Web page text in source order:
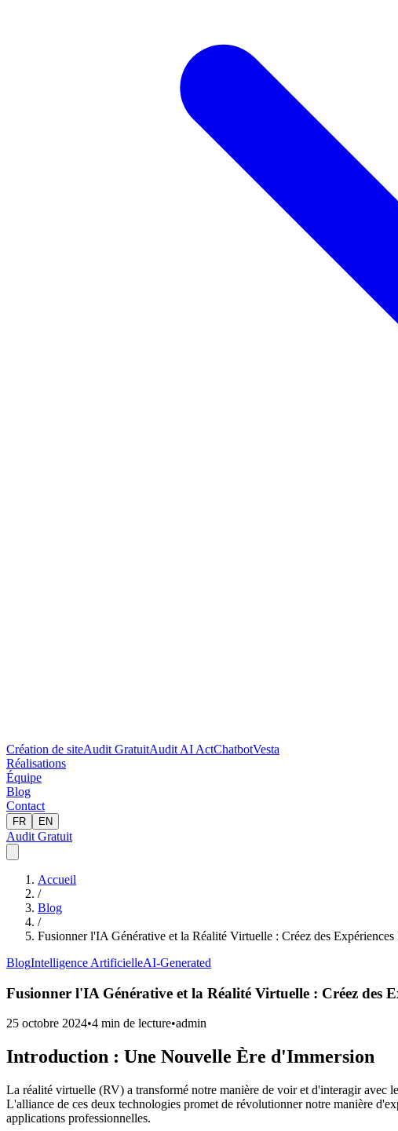
Création de siteAudit GratuitAudit AI ActChatbotVesta
Réalisations
Équipe
Blog
Contact
FR EN
Audit Gratuit
Accueil
/
Blog
/
Fusionner l'IA Générative et la Réalité Virtuelle : Créez des
BlogIntelligence ArtificielleAI-Generated
Fusionner l'IA Générative et la Réalité Virtuelle : Créez des
25 octobre 2024•4 min de lecture•admin
Introduction : Une Nouvelle Ère d'Immersion
La réalité virtuelle (RV) a transformé notre manière de voir et d'interagir avec
L'alliance de ces deux technologies promet de révolutionner notre manière
applications professionnelles.